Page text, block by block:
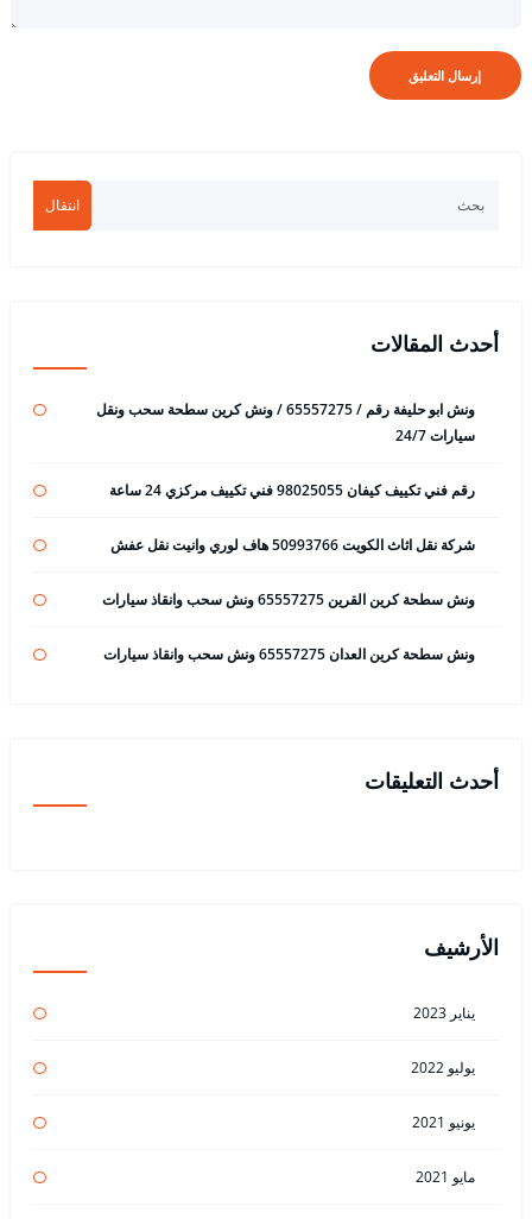
انتقال
أحدث المقالات
ونش ابو حليفة رقم / 65557275 / ونش كرين سطحة سحب ونقل
سيارات 24/7
رقم فني تكييف كيفان 98025055 فني تكييف مركزي 24 ساعة
شركة نقل اثاث الكويت 50993766 هاف لوري وانيت نقل عفش
ونش سطحة كرين القرين 65557275 ونش سحب وانقاذ سيارات
ونش سطحة كرين العدان 65557275 ونش سحب وانقاذ سيارات
أحدث التعليقات
الأرشيف
يناير 2023
يوليو 2022
يونيو 2021
مايو 2021